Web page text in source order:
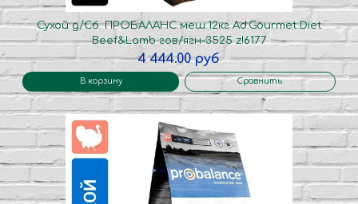
Сухой д/Сб. ПРОБАЛАНС меш.12кг Ad.Gourmet.Diet
Beef&Lamb гов/ягн-3525 z!6177
4 444.00 руб
В корзину Сравнить